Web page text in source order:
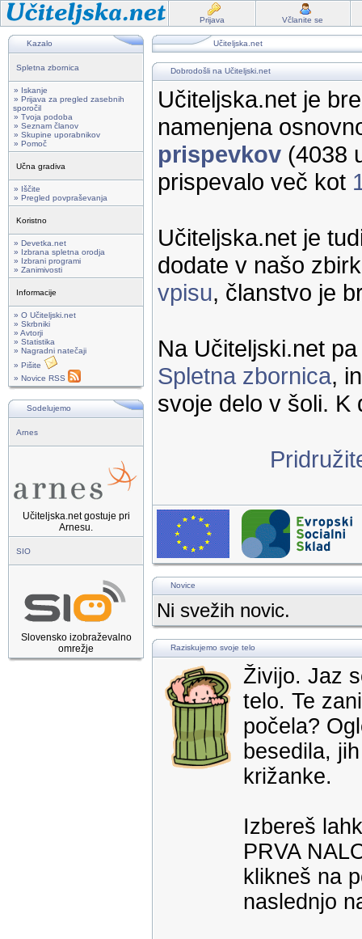
Prijava Včlanite se
Kazalo
Spletna zbornica
» Iskanje
» Prijava za pregled zasebnih
sporočil
» Tvoja podoba
» Seznam članov
» Skupine uporabnikov
» Pomoč
Učna gradiva
» Iščite
» Pregled povpraševanja
Koristno
» Devetka.net
» Izbrana spletna orodja
» Izbrani programi
» Zanimivosti
Informacije
» O Učiteljski.net
» Skrbniki
» Avtorji
» Statistika
» Nagradni natečaji
» Pišite
» Novice RSS
Sodelujemo
Arnes
Učiteljska.net gostuje pri
Arnesu.
SIO
Slovensko izobraževalno
omrežje
Učiteljska.net
Dobrodošli na Učiteljski.net
Učiteljska.net je
namenjena
prispevkov (4038
prispevalo več kot
Učiteljska.net je
dodate v našo
vpisu, članstvo je
Na Učiteljski.net
Spletna zbornica,
svoje delo v šoli. K
Novice
Ni svežih novic.
Raziskujemo svoje telo
Živijo. Jaz
telo. Te
počela?
besedila,
križanke.
Izbereš
PRVA
klikneš na
naslednjo